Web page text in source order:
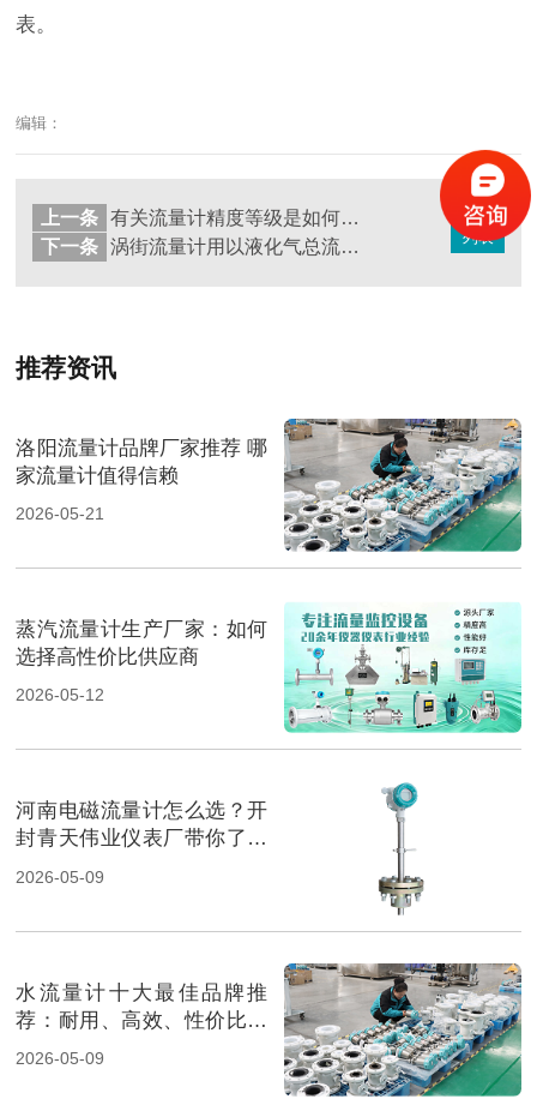
表。
编辑：
返回
列表
上一条
有关流量计精度等级是如何开展区划的
下一条
涡街流量计用以液化气总流量测量的几个方面工作经验
推荐资讯
洛阳流量计品牌厂家推荐 哪
家流量计值得信赖
2026-05-21
蒸汽流量计生产厂家：如何
选择高性价比供应商
2026-05-12
河南电磁流量计怎么选？开
封青天伟业仪表厂带你了解
最佳选择
2026-05-09
水流量计十大最佳品牌推
荐：耐用、高效、性价比超
高！
2026-05-09